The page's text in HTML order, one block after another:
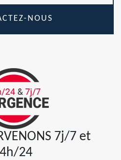
NOUS
7j/7 et
24